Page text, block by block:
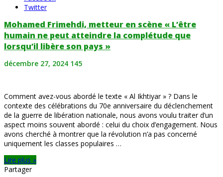
Twitter
Mohamed Frimehdi, metteur en scène « L’être
humain ne peut atteindre la complétude que
lorsqu’il libère son pays »
décembre 27, 2024 145
Comment avez-vous abordé le texte « Al Ikhtiyar » ? Dans le
contexte des célébrations du 70e anniversaire du déclenchement
de la guerre de libération nationale, nous avons voulu traiter d’un
aspect moins souvent abordé : celui du choix d’engagement. Nous
avons cherché à montrer que la révolution n’a pas concerné
uniquement les classes populaires …
Lire plus »
Partager